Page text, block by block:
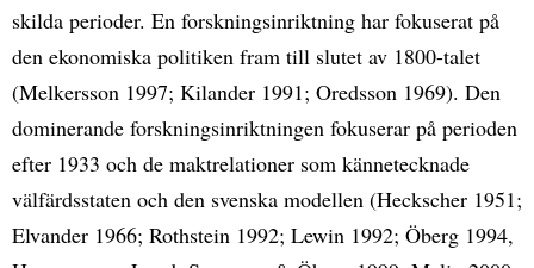
skilda perioder. En forskningsinriktning har fokuserat på
den ekonomiska politiken fram till slutet av 1800-talet
(Melkersson 1997; Kilander 1991; Oredsson 1969). Den
dominerande forskningsinriktningen fokuserar på perioden
efter 1933 och de maktrelationer som kännetecknade
välfärdsstaten och den svenska modellen (Heckscher 1951;
Elvander 1966; Rothstein 1992; Lewin 1992; Öberg 1994,